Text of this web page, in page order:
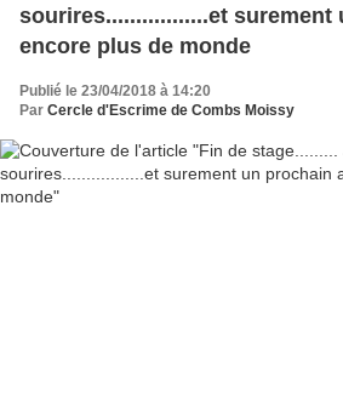
sourires.................et surement
encore plus de monde
Publié le 23/04/2018 à 14:20
Par Cercle d'Escrime de Combs Moissy